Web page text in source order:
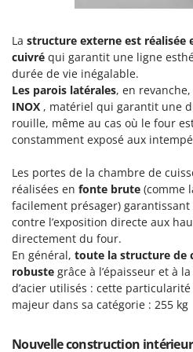
Pulvérisateurs
R
Rafraîchisseurs d'air par
Rampes de chargement
Râpes à fromage
Râteaux pour tracteur
Remplisseuses
Robots nettoyeurs de
Robots Tondeuses
Rogneuses de souches
Rouleaux pour tracteur
S
Scies à os
GRIFO
GVS
GYS
H
Hailo
Helvi
HiKOKI
Honda
I
Idromatic
Il-Tec
Imperia
Intec
La structure externe est réalisée
cuivré qui garantit une ligne
durée de vie inégalable.
Les parois latérales, en
INOX , matériel qui garantit une
rouille, même au cas où le four
constamment exposé aux
Les portes de la chambre de
réalisées en fonte brute (comme
facilement présager)
contre l’exposition directe aux
directement du four.
En général, toute la structure de
robuste grâce à l’épaisseur et à
d’acier utilisés : cette
majeur dans sa catégorie : 255 kg
Nouvelle construction